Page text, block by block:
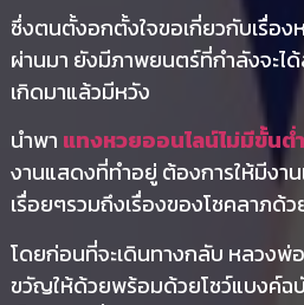
ซึ่งตนตั้งอกตั้งใจขอเกี่ยวกับเรื่อ
ผ่านมา ยังมีภาพยนตร์ที่กำลังจะไ
เกิดมาแล้วมีหวัง
นำพา แทงหวยออนไลน์ไม่มีขั้นต่ำ
งานแสดงที่ทำอยู่ ต้องการให้มีงา
เรื่อยๆรวมถึงเรื่องของโชคลาภด้ว
โดยก่อนที่จะเดินทางกลับ หลวงพ่
ขวัญให้ด้วยพร้อมด้วยโชว์แบงค์ฉ